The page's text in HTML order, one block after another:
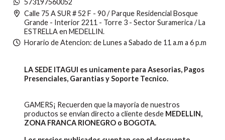
Calle 75 A SUR # 52 F - 90 / Parque Residencial Bosque
Grande - Interior 2211 - Torre 3 - Sector Suramerica / La
ESTRELLA en MEDELLIN.
Horario de Atencion: de Lunes a Sabado de 11 a.m a 6 p.m
LA SEDE ITAGUI es unicamente para Asesorias, Pagos
Presenciales, Garantias y Soporte Tecnico.
GAMERS¡ Recuerden que la mayoria de nuestros
productos se envian directo a cliente desde MEDELLIN,
ZONA FRANCA RIONEGRO o BOGOTA.